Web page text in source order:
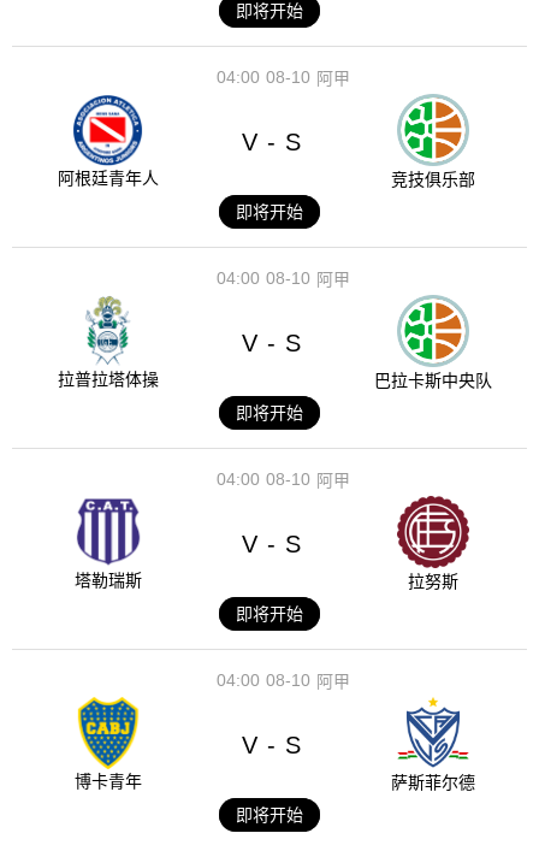
即将开始
08-10
04:00 阿甲
阿根廷青年人
V - S
竞技俱乐部
即将开始
08-10
04:00 阿甲
拉普拉塔体操
V - S
巴拉卡斯中央队
即将开始
08-10
04:00 阿甲
塔勒瑞斯
V - S
拉努斯
即将开始
08-10
04:00 阿甲
博卡青年
V - S
萨斯菲尔德
即将开始